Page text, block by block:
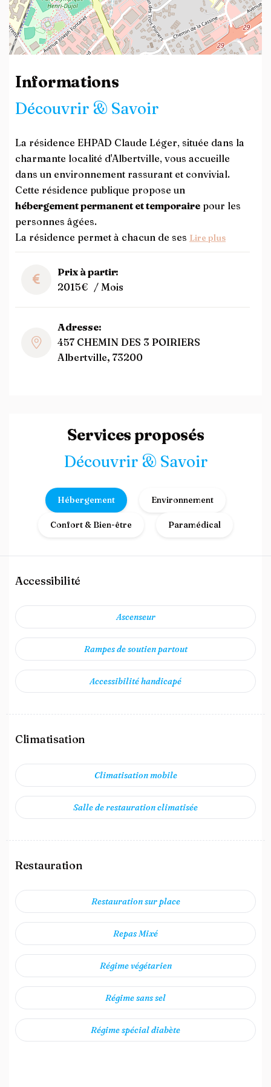
Leaflet| ©OpenStreetMapcontributors
Informations
Découvrir & Savoir
La résidence EHPAD Claude Léger, située dans la
charmante localité d'Albertville, vous accueille
dans un environnement rassurant et convivial.
Cette résidence publique propose un
hébergement permanent et temporaire pour les
personnes âgées.
La résidence permet à chacun de ses Lire plus
Prix à partir:
2015€ / Mois
Adresse:
457 CHEMIN DES 3 POIRIERS
Albertville, 73200
Services proposés
Découvrir & Savoir
Hébergement Environnement
Confort & Bien-être Paramédical
Accessibilité
Ascenseur
Rampes de soutien partout
Accessibilité handicapé
Climatisation
Climatisation mobile
Salle de restauration climatisée
Restauration
Restauration sur place
Repas Mixé
Régime végétarien
Régime sans sel
Régime spécial diabète